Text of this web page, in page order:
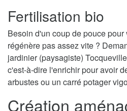
Fertilisation bio
Besoin d'un coup de pouce
régénère pas assez vite ?
jardinier (paysagiste)
c'est-à-dire l'enrichir pour avoir
arbustes ou un carré potager
Création